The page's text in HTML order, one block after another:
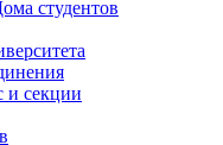
студентов
и секции